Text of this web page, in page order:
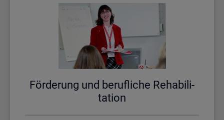
För­de­rung und be­ruf­li­che Re­ha­bi­li­
ta­ti­on